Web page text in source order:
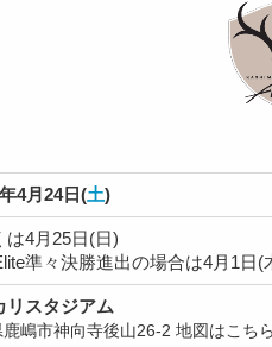
4月24日(土)
は4月25日(日)
準々決勝進出の場合は4月1日
リスタジアム
嶋市神向寺後山26-2 地図はこちら